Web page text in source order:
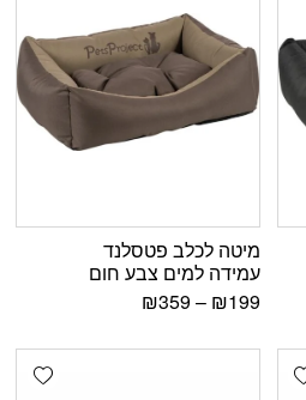
מיטה לכלב פטסלנד
עמידה למים צבע חום
₪199
–
₪359
Add wishlist